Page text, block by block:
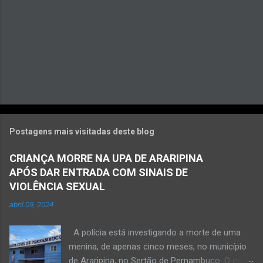
Postagens mais visitadas deste blog
CRIANÇA MORRE NA UPA DE ARARIPINA
APÓS DAR ENTRADA COM SINAIS DE
VIOLÊNCIA SEXUAL
abril 09, 2024
A polícia está investigando a morte de uma
menina, de apenas cinco meses, no município
de Araripina, no Sertão de Pernambuco. O caso